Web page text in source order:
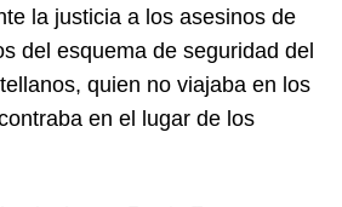
la justicia a los asesinos de
del esquema de seguridad del
quien no viajaba en los
en el lugar de los